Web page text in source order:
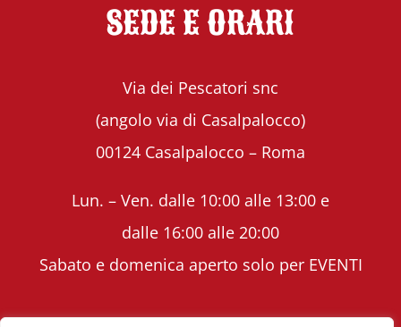
SEDE E ORARI
Via dei Pescatori snc
(angolo via di Casalpalocco)
00124 Casalpalocco – Roma
Lun. – Ven. dalle 10:00 alle 13:00 e
dalle 16:00 alle 20:00
Sabato e domenica aperto solo per EVENTI